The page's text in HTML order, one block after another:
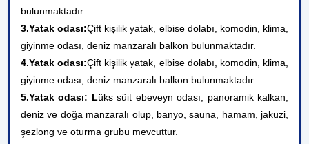
bulunmaktadır.
3.Yatak odası:Çift kişilik yatak, elbise dolabı, komodin, klima,
giyinme odası, deniz manzaralı balkon bulunmaktadır.
4.Yatak odası:Çift kişilik yatak, elbise dolabı, komodin, klima,
giyinme odası, deniz manzaralı balkon bulunmaktadır.
5.Yatak odası: Lüks süit ebeveyn odası, panoramik kalkan,
deniz ve doğa manzaralı olup, banyo, sauna, hamam, jakuzi,
şezlong ve oturma grubu mevcuttur.